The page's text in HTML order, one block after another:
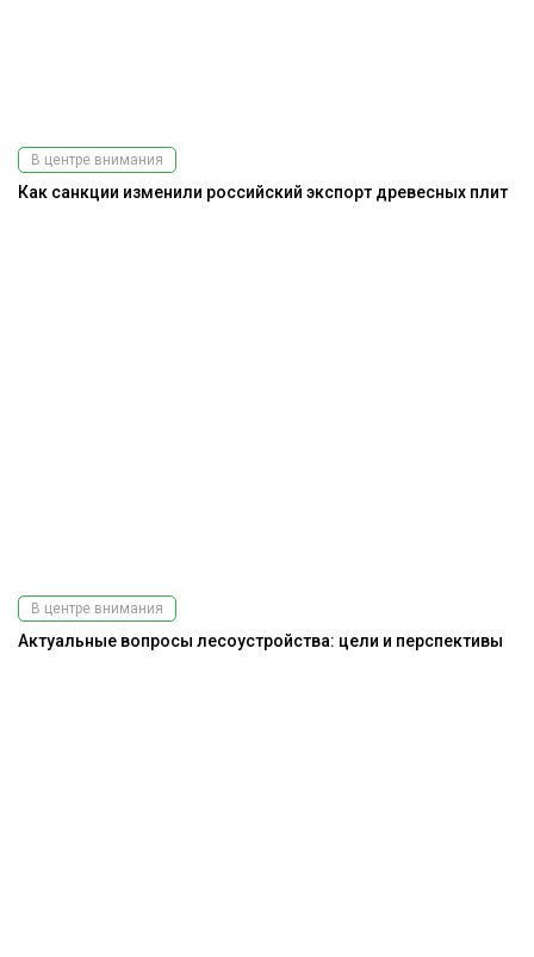
В центре внимания
Как санкции изменили российский экспорт древесных плит
В центре внимания
Актуальные вопросы лесоустройства: цели и перспективы